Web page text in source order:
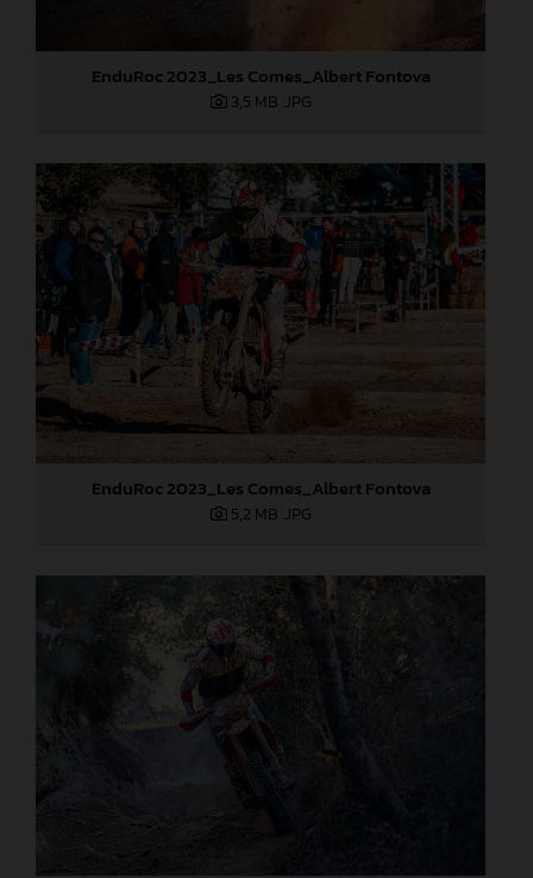
EnduRoc 2023_Les Comes_Albert Fontova
3,5 MB .JPG
EnduRoc 2023_Les Comes_Albert Fontova
5,2 MB .JPG